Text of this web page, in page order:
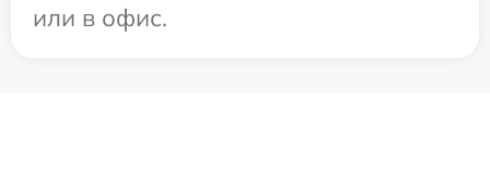
или в офис.